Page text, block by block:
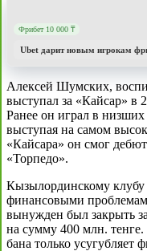
Фрибет 10 000 ₸
Ubet дарит новым игрокам
Алексей Шумских,
выступал за «Кайсар» в
Ранее он играл в
выступая на самом
«Кайсара» он смог
«Торпедо».
Кызылординскому клубу
финансовыми
вынужден был закрыть
на сумму 400 млн.
бана только усугубляет